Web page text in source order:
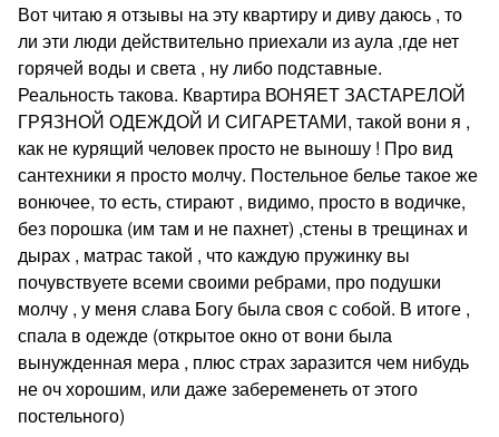
Вот читаю я отзывы на эту квартиру и диву даюсь , то
ли эти люди действительно приехали из аула ,где нет
горячей воды и света , ну либо подставные.
Реальность такова. Квартира ВОНЯЕТ ЗАСТАРЕЛОЙ
ГРЯЗНОЙ ОДЕЖДОЙ И СИГАРЕТАМИ, такой вони я ,
как не курящий человек просто не выношу ! Про вид
сантехники я просто молчу. Постельное белье такое же
вонючее, то есть, стирают , видимо, просто в водичке,
без порошка (им там и не пахнет) ,стены в трещинах и
дырах , матрас такой , что каждую пружинку вы
почувствуете всеми своими ребрами, про подушки
молчу , у меня слава Богу была своя с собой. В итоге ,
спала в одежде (открытое окно от вони была
вынужденная мера , плюс страх заразится чем нибудь
не оч хорошим, или даже забеременеть от этого
постельного)